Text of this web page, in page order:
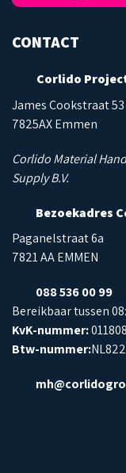
CONTACT
Corlido
James Cookstraat 53
7825AX Emmen
Corlido Material
Supply B.V.
Bezoekadres
Paganelstraat 6a
7821 AA EMMEN
088 536 00 99
Bereikbaar tussen
KvK-nummer:
Btw-nummer: